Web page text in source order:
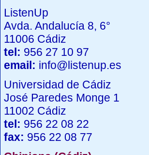
ListenUp
Avda. Andalucía 8, 6°
11006 Cádiz
tel: 956 27 10 97
email: info@listenup.es
Universidad de Cádiz
José Paredes Monge 1
11002 Cádiz
tel: 956 22 08 22
fax: 956 22 08 77